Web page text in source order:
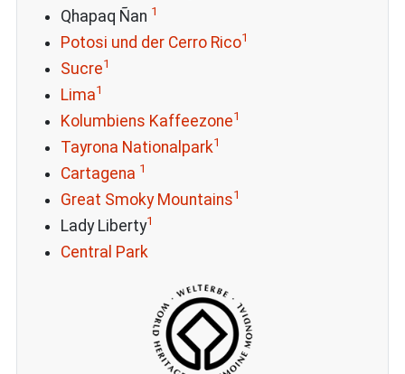
Qhapaq Ñan 1
Potosi und der Cerro Rico1
Sucre1
Lima1
Kolumbiens Kaffeezone1
Tayrona Nationalpark1
Cartagena 1
Great Smoky Mountains1
Lady Liberty1
Central Park